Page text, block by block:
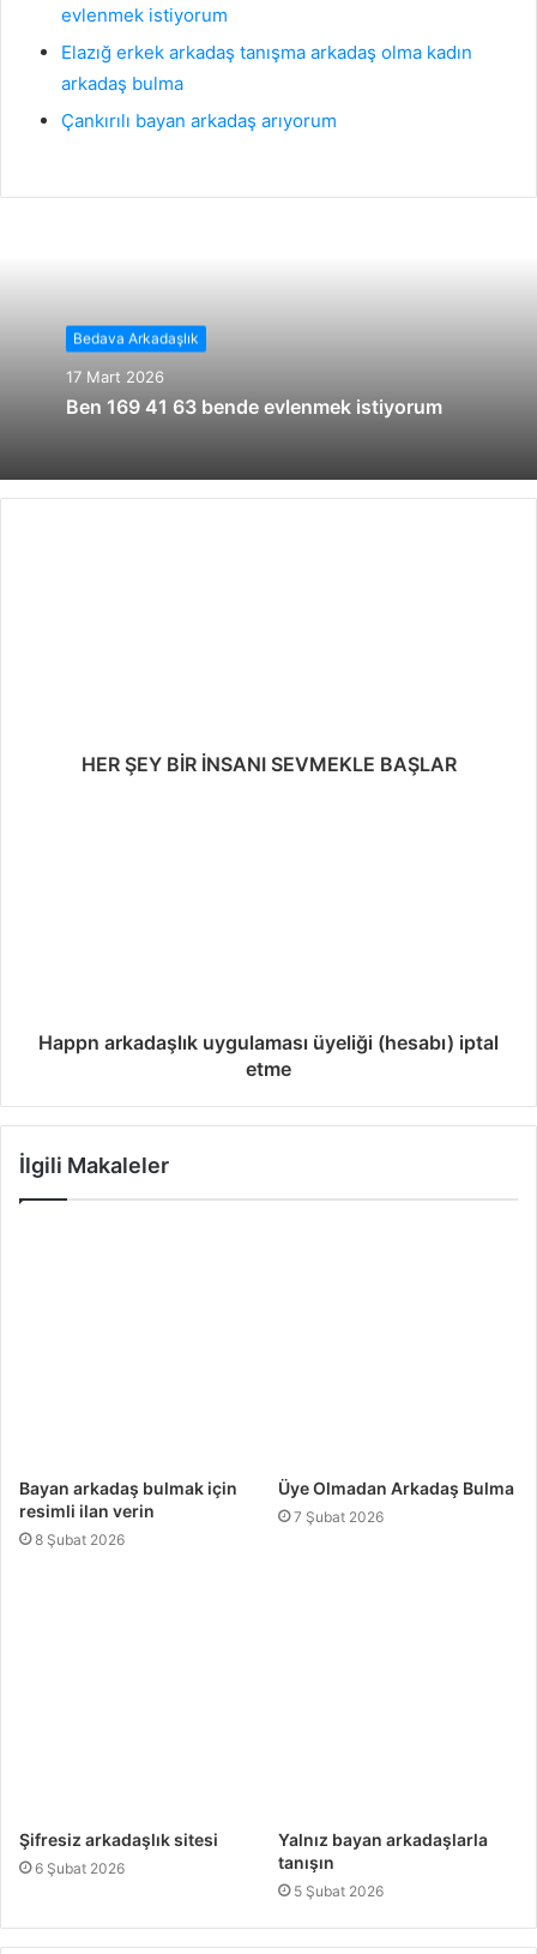
evlenmek istiyorum
Elazığ erkek arkadaş tanışma arkadaş olma kadın
arkadaş bulma
Çankırılı bayan arkadaş arıyorum
Bedava Arkadaşlık
17 Mart 2026
Ben 169 41 63 bende evlenmek istiyorum
HER ŞEY BİR İNSANI SEVMEKLE BAŞLAR
Happn arkadaşlık uygulaması üyeliği (hesabı) iptal
etme
İlgili Makaleler
Bayan arkadaş bulmak için
resimli ilan verin
8 Şubat 2026
Üye Olmadan Arkadaş Bulma
7 Şubat 2026
Şifresiz arkadaşlık sitesi
6 Şubat 2026
Yalnız bayan arkadaşlarla
tanışın
5 Şubat 2026